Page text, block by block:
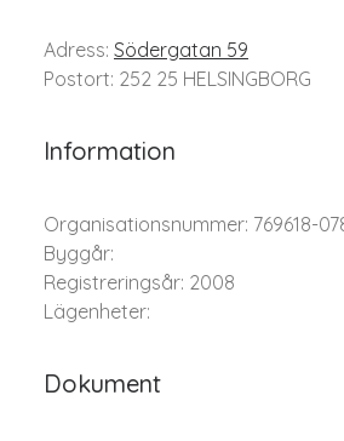
Adress: Södergatan 59
Postort: 252 25 HELSINGBORG
Information
Organisationsnummer: 769618-
Byggår:
Registreringsår: 2008
Lägenheter:
Dokument